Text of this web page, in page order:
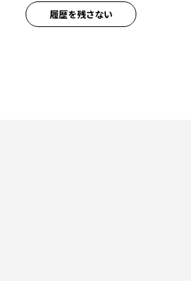
履歴を残さない